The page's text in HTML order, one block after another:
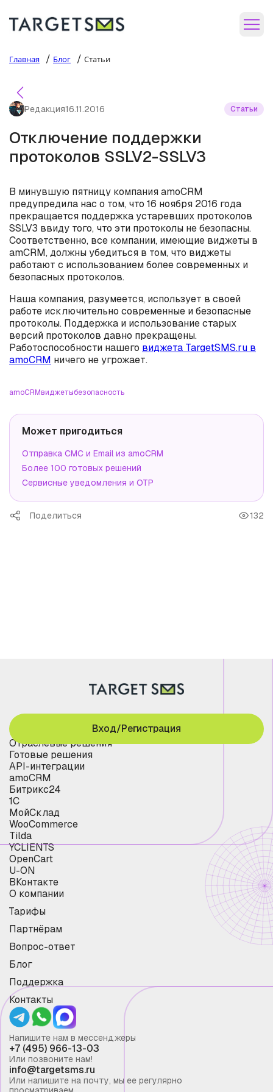
Главная / Блог / Статьи
Редакция16.11.2016 Статьи
Отключение поддержки
протоколов SSLV2-SSLV3
В минувшую пятницу компания amoCRM
предупредила нас о том, что 16 ноября 2016 года
прекращается поддержка устаревших протоколов
SSLV3 ввиду того, что эти протоколы не безопасны.
Соответственно, все компании, имеющие виджеты в
amCRM, должны убедиться в том, что виджеты
работают с использованием более современных и
безопасных протоколов.
Наша компания, разумеется, использует в своей
работе исключительно современные и безопасные
протоколы. Поддержка и использование старых
версий протоколов давно прекращены.
Работоспособности нашего виджета TargetSMS.ru в
amoCRM ничего не угрожает.
amoCRMвиджетыбезопасность
Может пригодиться
Отправка СМС и Email из amoCRM
Более 100 готовых решений
Сервисные уведомления и OTP
Поделиться 132
Отраслевые решения
Готовые решения
API-интеграции
amoCRM
Битрикс24
1С
МойСклад
WooCommerce
Tilda
YCLIENTS
OpenCart
U-ON
ВКонтакте
О компании
Тарифы
Партнёрам
Вопрос-ответ
Блог
Поддержка
Контакты
Вход/Регистрация
Напишите нам в мессенджеры
+7 (495) 966-13-03
Или позвоните нам!
info@targetsms.ru
Или напишите на почту, мы ее регулярно